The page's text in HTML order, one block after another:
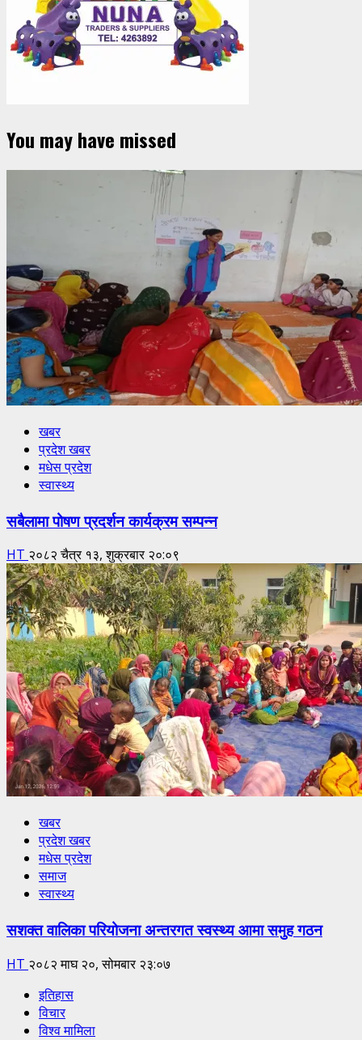
You may have missed
खबर
प्रदेश खबर
मधेस प्रदेश
स्वास्थ्य
सबैलामा पोषण प्रदर्शन कार्यक्रम सम्पन्न
HT २०८२ चैत्र १३, शुक्रबार २०:०९
खबर
प्रदेश खबर
मधेस प्रदेश
समाज
स्वास्थ्य
सशक्त वालिका परियोजना अन्तरगत स्वस्थ्य आमा समुह गठन
HT २०८२ माघ २०, सोमबार २३:०७
इतिहास
विचार
विश्व मामिला